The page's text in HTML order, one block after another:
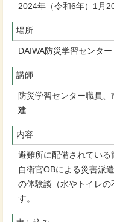
2024年（令和6年）1月
場所
DAIWA防災学習センタ
講師
防災学習センター職員
建
内容
避難所に配備されている
自衛官OBによる災害派
の体験談（水やトイレの
す。